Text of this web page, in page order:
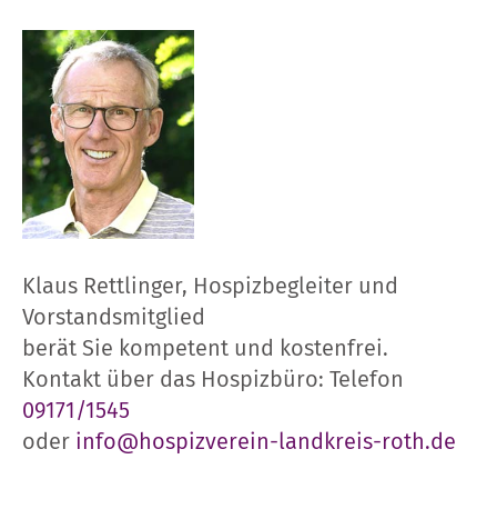
Klaus Rettlinger, Hospizbegleiter und
Vorstandsmitglied
berät Sie kompetent und kostenfrei.
Kontakt über das Hospizbüro: Telefon
09171/1545
oderinfo@hospizverein-landkreis-roth.de